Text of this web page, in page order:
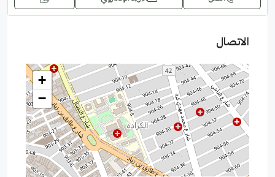
الاتصال
+
−